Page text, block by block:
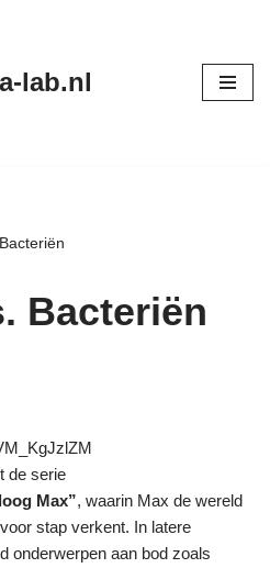
lab.nl
Bacteriën
de serie
Max”, waarin Max de wereld
stap verkent. In latere
onderwerpen aan bod zoals